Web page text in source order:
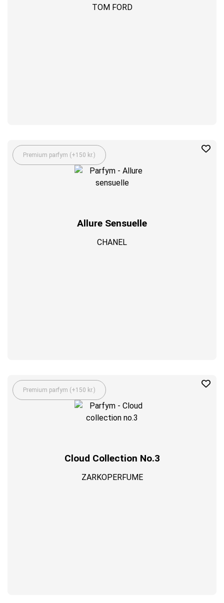
TOM FORD
Premium parfym (+150 kr.)
Allure Sensuelle
CHANEL
Premium parfym (+150 kr.)
Cloud Collection No.3
ZARKOPERFUME